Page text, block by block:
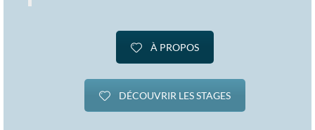
À PROPOS
DÉCOUVRIR LES STAGES